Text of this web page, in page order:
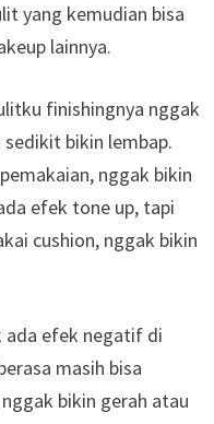
yang kemudian bisa
lainnya.
finishingnya nggak
bikin lembap.
nggak bikin
efek tone up, tapi
cushion, nggak bikin
ada efek negatif di
masih bisa
bikin gerah atau